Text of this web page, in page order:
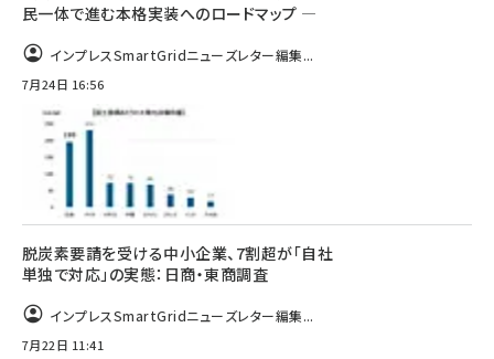
民一体で進む本格実装へのロードマップ ―
インプレスSmartGridニューズレター編集...
7月24日 16:56
脱炭素要請を受ける中小企業、7割超が「自社
単独で対応」の実態：日商・東商調査
インプレスSmartGridニューズレター編集...
7月22日 11:41